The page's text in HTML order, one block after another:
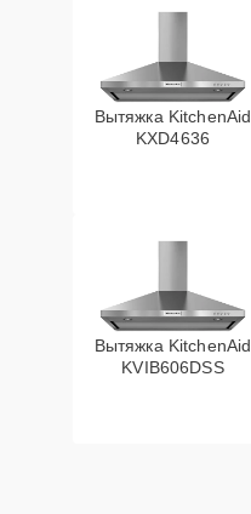
Вытяжка KitchenAid
KXD4636
Вытяжка KitchenAid
KVIB606DSS